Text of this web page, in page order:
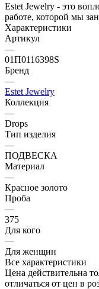
Estet Jewelry - это
работе, которой мы
Характеристики
Артикул
—
01П0116398S
Бренд
—
Estet Jewelry
Коллекция
—
Drops
Тип изделия
—
ПОДВЕСКА
Материал
—
Красное золото
Проба
—
375
Для кого
—
Для женщин
Все характеристики
Цена действительна
отличаться от цен в